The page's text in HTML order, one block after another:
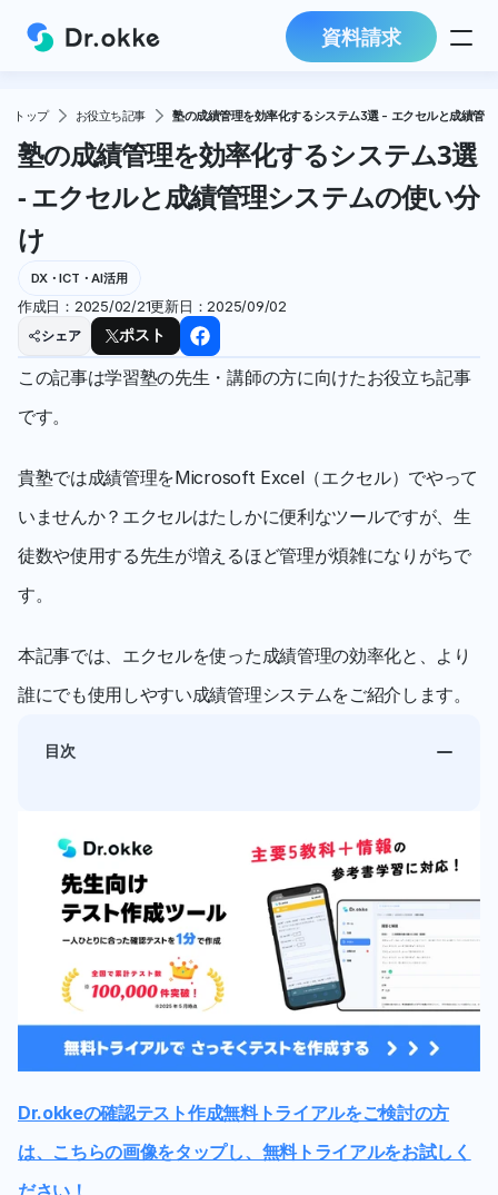
資料請求
トップ お役立ち記事 塾の成績管理を効率化するシステム3選 - エクセルと成績管
塾の成績管理を効率化するシステム3選
- エクセルと成績管理システムの使い分
け
DX・ICT・AI活用
作成日： 2025/02/21更新日： 2025/09/02
シェア ポスト
この記事は学習塾の先生・講師の方に向けたお役立ち記事
です。
貴塾では成績管理をMicrosoft Excel（エクセル）でやって
いませんか？エクセルはたしかに便利なツールですが、生
徒数や使用する先生が増えるほど管理が煩雑になりがちで
す。
本記事では、エクセルを使った成績管理の効率化と、より
誰にでも使用しやすい成績管理システムをご紹介します。
目次
Dr.okkeの確認テスト作成無料トライアルをご検討の方
は、こちらの画像をタップし、無料トライアルをお試しく
ださい！